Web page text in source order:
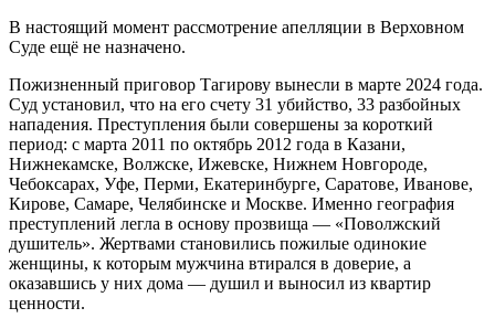
В настоящий момент рассмотрение апелляции в Верховном
Суде ещё не назначено.
Пожизненный приговор Тагирову вынесли в марте 2024 года.
Суд установил, что на его счету 31 убийство, 33 разбойных
нападения. Преступления были совершены за короткий
период: с марта 2011 по октябрь 2012 года в Казани,
Нижнекамске, Волжске, Ижевске, Нижнем Новгороде,
Чебоксарах, Уфе, Перми, Екатеринбурге, Саратове, Иванове,
Кирове, Самаре, Челябинске и Москве. Именно география
преступлений легла в основу прозвища — «Поволжский
душитель». Жертвами становились пожилые одинокие
женщины, к которым мужчина втирался в доверие, а
оказавшись у них дома — душил и выносил из квартир
ценности.